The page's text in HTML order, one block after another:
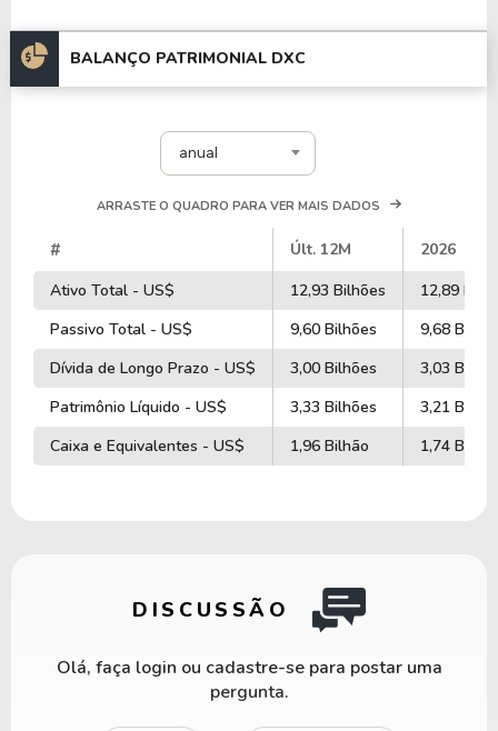
BALANÇO PATRIMONIAL DXC
anual
ARRASTE O QUADRO PARA VER MAIS DADOS
# Últ. 12M
2026
Ativo Total - US$
12,93 Bilhões
12,89
Passivo Total - US$
9,60 Bilhões
9,68
Dívida de Longo Prazo - US$
3,00 Bilhões
3,03
Patrimônio Líquido - US$
3,33 Bilhões
3,21
Caixa e Equivalentes - US$
1,96 Bilhão 1,74 Bilhão
DISCUSSÃO
Olá, faça login ou cadastre-se para postar uma
pergunta.